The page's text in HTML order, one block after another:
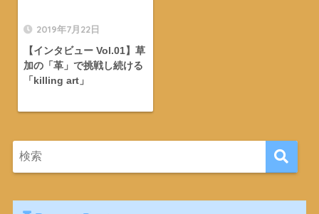
2019年7月22日
【インタビュー Vol.01】草
加の「革」で挑戦し続ける
「killing art」